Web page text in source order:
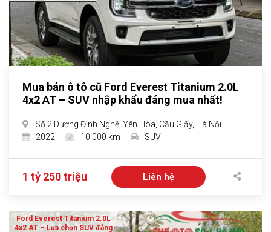
Mua bán ô tô cũ Ford Everest Titanium 2.0L
4x2 AT – SUV nhập khẩu đáng mua nhất!
Số 2 Dương Đình Nghệ, Yên Hòa, Cầu Giấy, Hà Nội
2022
10,000 km SUV
1 tỷ 250 triệu Liên hệ
Ford Everest Titanium 2.0L
4x2 AT – Lựa chọn SUV đẳng